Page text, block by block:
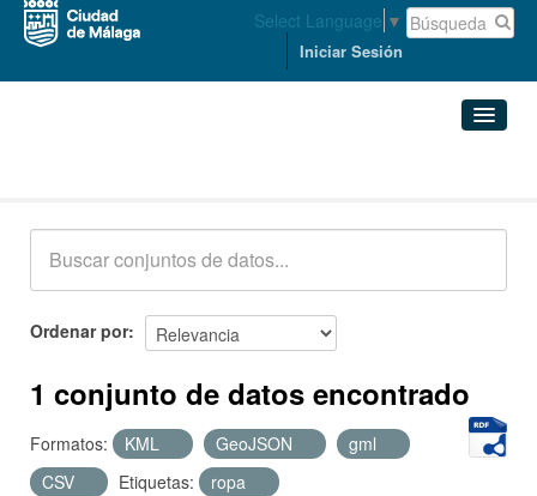
Select Language ▼
Iniciar Sesión
Acerca de
Ordenar por
1 conjunto de datos encontrado
Formatos: KML GeoJSON
gml
CSV
Etiquetas: ropa